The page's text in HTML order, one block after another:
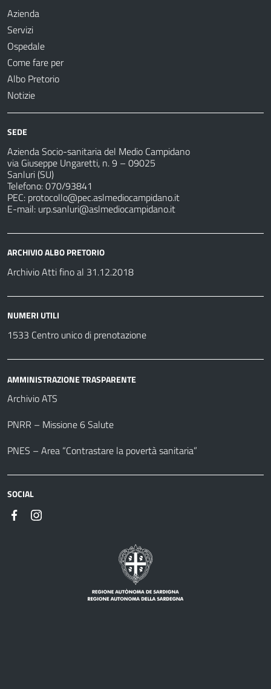
Azienda
Servizi
Ospedale
Come fare per
Albo Pretorio
Notizie
SEDE
Azienda Socio-sanitaria del Medio Campidano
via Giuseppe Ungaretti, n. 9 – 09025
Sanluri (SU)
Telefono: 070/93841
PEC: protocollo@pec.aslmediocampidano.it
E-mail: urp.sanluri@aslmediocampidano.it
ARCHIVIO ALBO PRETORIO
Archivio Atti fino al 31.12.2018
NUMERI UTILI
1533 Centro unico di prenotazione
AMMINISTRAZIONE TRASPARENTE
Archivio ATS
PNRR – Missione 6 Salute
PNES – Area “Contrastare la povertà sanitaria”
SOCIAL